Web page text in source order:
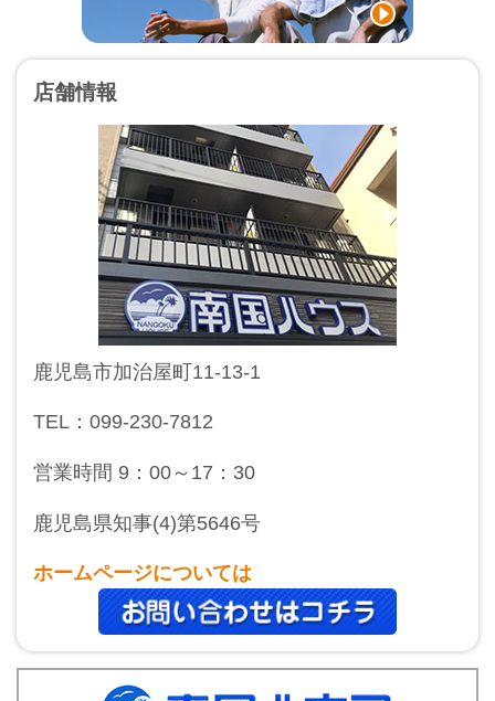
店舗情報
鹿児島市加治屋町11-13-1
TEL：099-230-7812
営業時間 9：00～17：30
鹿児島県知事(4)第5646号
ホームページについては